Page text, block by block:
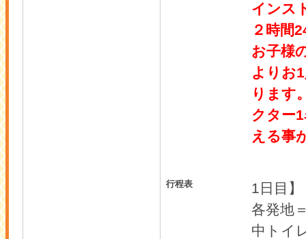
インス
２時間
お子様
よりお
ります
クター
える事
行程表
1日目】
各発地
中トイ